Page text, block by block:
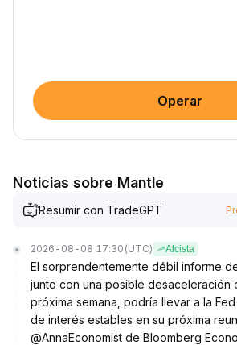
Operar
Noticias sobre Mantle
Resumir con TradeGPT
2026-08-08 17:30 (UTC) Alcista
El sorprendentemente débil informe
junto con una posible desaceleración
próxima semana, podría llevar a la
de interés estables en su próxima
@AnnaEconomist de Bloomberg